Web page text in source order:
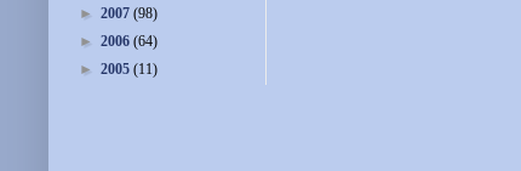
► 2007 (98)
► 2006 (64)
► 2005 (11)